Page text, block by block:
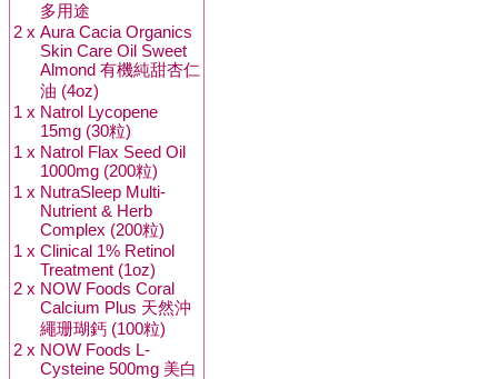
多用途
2 x Aura Cacia Organics
Skin Care Oil Sweet
Almond 有機純甜杏仁
油 (4oz)
1 x Natrol Lycopene
15mg (30粒)
1 x Natrol Flax Seed Oil
1000mg (200粒)
1 x NutraSleep Multi-
Nutrient & Herb
Complex (200粒)
1 x Clinical 1% Retinol
Treatment (1oz)
2 x NOW Foods Coral
Calcium Plus 天然沖
繩珊瑚鈣 (100粒)
2 x NOW Foods L-
Cysteine 500mg 美白